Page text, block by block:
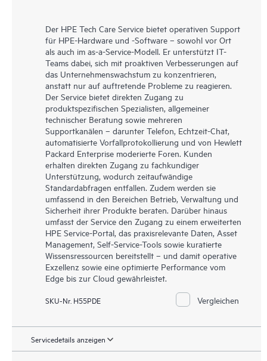
Der HPE Tech Care Service bietet operativen Support
für HPE-Hardware und -Software – sowohl vor Ort
als auch im as-a-Service-Modell. Er unterstützt IT-
Teams dabei, sich mit proaktiven Verbesserungen auf
das Unternehmenswachstum zu konzentrieren,
anstatt nur auf auftretende Probleme zu reagieren.
Der Service bietet direkten Zugang zu
produktspezifischen Spezialisten, allgemeiner
technischer Beratung sowie mehreren
Supportkanälen – darunter Telefon, Echtzeit-Chat,
automatisierte Vorfallprotokollierung und von Hewlett
Packard Enterprise moderierte Foren. Kunden
erhalten direkten Zugang zu fachkundiger
Unterstützung, wodurch zeitaufwändige
Standardabfragen entfallen. Zudem werden sie
umfassend in den Bereichen Betrieb, Verwaltung und
Sicherheit ihrer Produkte beraten. Darüber hinaus
umfasst der Service den Zugang zu einem erweiterten
HPE Service-Portal, das praxisrelevante Daten, Asset
Management, Self-Service-Tools sowie kuratierte
Wissensressourcen bereitstellt – und damit operative
Exzellenz sowie eine optimierte Performance vom
Edge bis zur Cloud gewährleistet.
SKU-Nr. H55PDE Vergleichen
Servicedetails anzeigen